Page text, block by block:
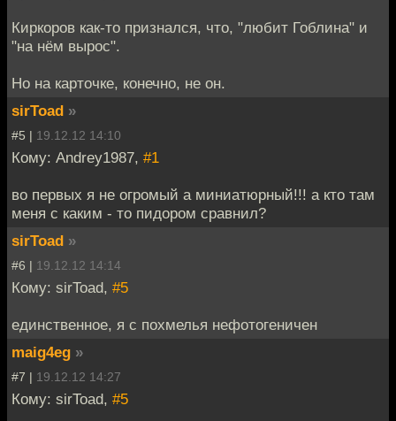
Киркоров как-то признался, что, "любит Гоблина" и
"на нём вырос".
Но на карточке, конечно, не он.
sirToad »
#5 | 19.12.12 14:10
Кому: Andrey1987, #1
во первых я не огромый а миниатюрный!!! а кто там
меня с каким - то пидором сравнил?
sirToad »
#6 | 19.12.12 14:14
Кому: sirToad, #5
единственное, я с похмелья нефотогеничен
maig4eg »
#7 | 19.12.12 14:27
Кому: sirToad, #5